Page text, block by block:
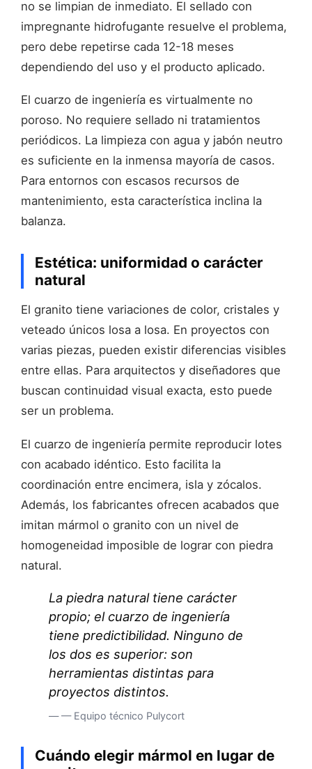
no se limpian de inmediato. El sellado con
impregnante hidrofugante resuelve el problema,
pero debe repetirse cada 12-18 meses
dependiendo del uso y el producto aplicado.
El cuarzo de ingeniería es virtualmente no
poroso. No requiere sellado ni tratamientos
periódicos. La limpieza con agua y jabón neutro
es suficiente en la inmensa mayoría de casos.
Para entornos con escasos recursos de
mantenimiento, esta característica inclina la
balanza.
Estética: uniformidad o carácter
natural
El granito tiene variaciones de color, cristales y
veteado únicos losa a losa. En proyectos con
varias piezas, pueden existir diferencias visibles
entre ellas. Para arquitectos y diseñadores que
buscan continuidad visual exacta, esto puede
ser un problema.
El cuarzo de ingeniería permite reproducir lotes
con acabado idéntico. Esto facilita la
coordinación entre encimera, isla y zócalos.
Además, los fabricantes ofrecen acabados que
imitan mármol o granito con un nivel de
homogeneidad imposible de lograr con piedra
natural.
La piedra natural tiene carácter
propio; el cuarzo de ingeniería
tiene predictibilidad. Ninguno de
los dos es superior: son
herramientas distintas para
proyectos distintos.
— — Equipo técnico Pulycort
Cuándo elegir mármol en lugar de